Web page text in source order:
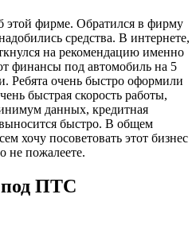
этой фирме. Обратился в фирму
средства. В интернете,
на рекомендацию именно
финансы под автомобиль на 5
Ребята очень быстро оформили
быстрая скорость работы,
данных, кредитная
быстро. В общем
хочу посоветовать этот бизнес
не пожалеете.
ПТС